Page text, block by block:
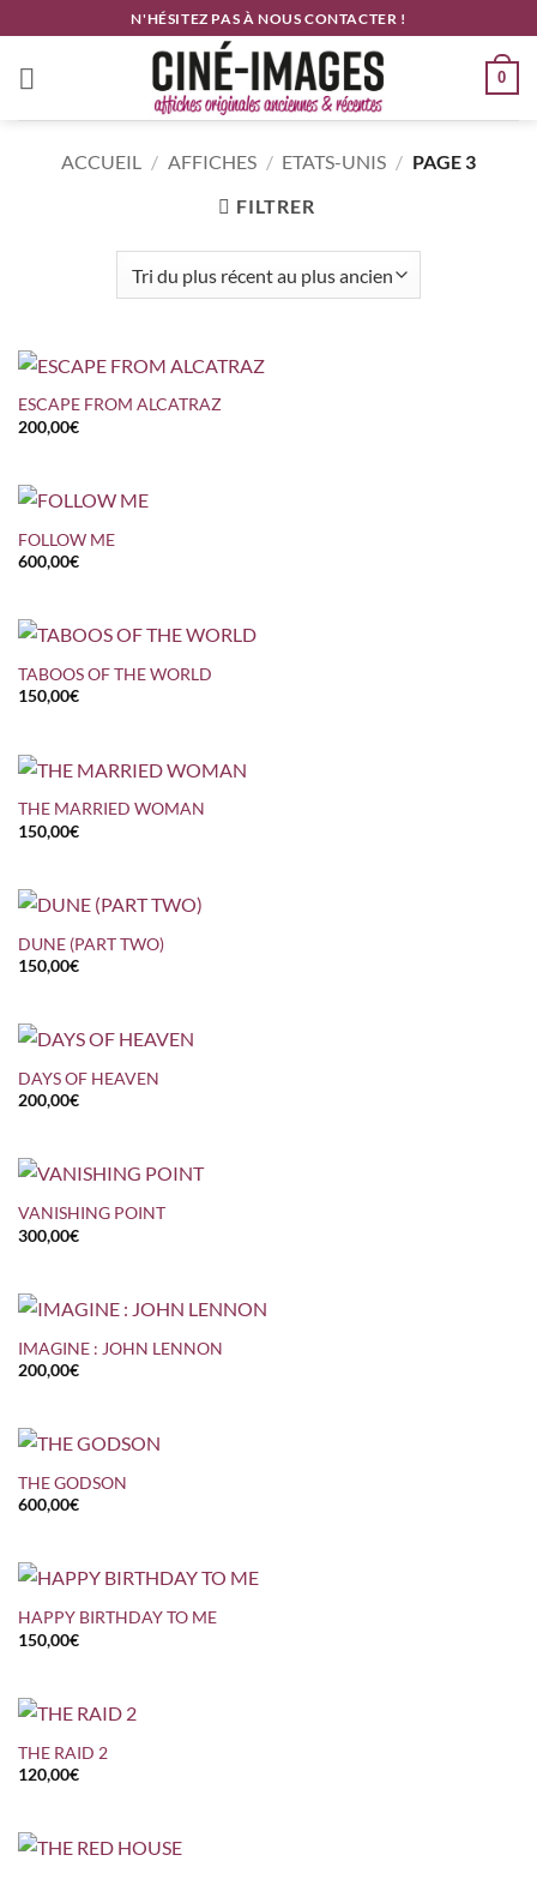
au
contenu
N'HÉSITEZ PAS À NOUS CONTACTER !
0
ACCUEIL / AFFICHES / ETATS-UNIS / PAGE 3
FILTRER
ESCAPE FROM ALCATRAZ
200,00€
FOLLOW ME
600,00€
TABOOS OF THE WORLD
150,00€
THE MARRIED WOMAN
150,00€
DUNE (PART TWO)
150,00€
DAYS OF HEAVEN
200,00€
VANISHING POINT
300,00€
IMAGINE : JOHN LENNON
200,00€
THE GODSON
600,00€
HAPPY BIRTHDAY TO ME
150,00€
THE RAID 2
120,00€